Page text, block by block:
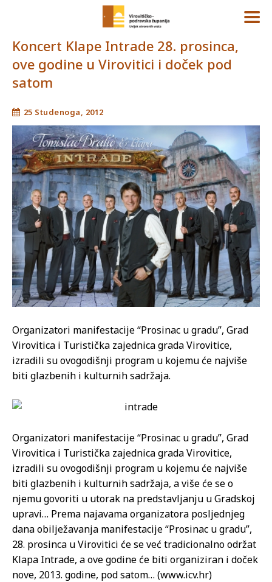
Koncert Klape Intrade 28. prosinca,
ove godine u Virovitici i doček pod
satom
25 Studenoga, 2012
Organizatori manifestacije “Prosinac u gradu”, Grad
Virovitica i Turistička zajednica grada Virovitice,
izradili su ovogodišnji program u kojemu će najviše
biti glazbenih i kulturnih sadržaja.
Organizatori manifestacije “Prosinac u gradu”, Grad
Virovitica i Turistička zajednica grada Virovitice,
izradili su ovogodišnji program u kojemu će najviše
biti glazbenih i kulturnih sadržaja, a više će se o
njemu govoriti u utorak na predstavljanju u Gradskoj
upravi… Prema najavama organizatora posljednjeg
dana obilježavanja manifestacije “Prosinac u gradu”,
28. prosinca u Virovitici će se već tradicionalno održat
Klapa Intrade, a ove godine će biti organiziran i doček
nove, 2013. godine, pod satom… (www.icv.hr)